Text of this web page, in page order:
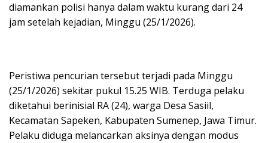
diamankan polisi hanya dalam waktu kurang dari 24
jam setelah kejadian, Minggu (25/1/2026).
Peristiwa pencurian tersebut terjadi pada Minggu
(25/1/2026) sekitar pukul 15.25 WIB. Terduga pelaku
diketahui berinisial RA (24), warga Desa Sasiil,
Kecamatan Sapeken, Kabupaten Sumenep, Jawa Timur.
Pelaku diduga melancarkan aksinya dengan modus